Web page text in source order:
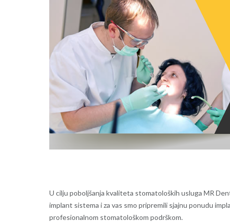
U cilju poboljšanja kvaliteta stomatoloških usluga MR
implant sistema i za vas smo pripremili sjajnu ponudu
profesionalnom stomatološkom podrškom.